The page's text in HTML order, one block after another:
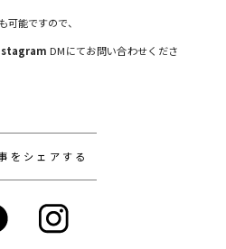
能ですので、
DMにてお問い合わせくださ
をシェアする